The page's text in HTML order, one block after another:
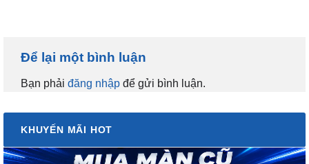
Để lại một bình luận
Bạn phải đăng nhập để gửi bình luận.
KHUYẾN MÃI HOT